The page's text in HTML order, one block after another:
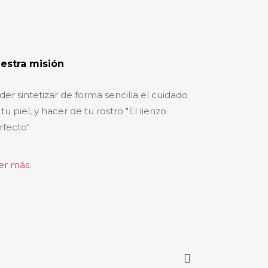
misión
sintetizar de forma sencilla el cuidado
piel, y hacer de tu rostro "El lienzo
más.